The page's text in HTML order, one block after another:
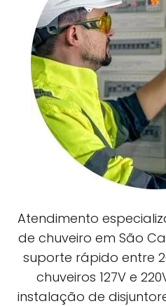
Atendimento
de chuveiro em São
suporte rápido entre
chuveiros 127V e
instalação de